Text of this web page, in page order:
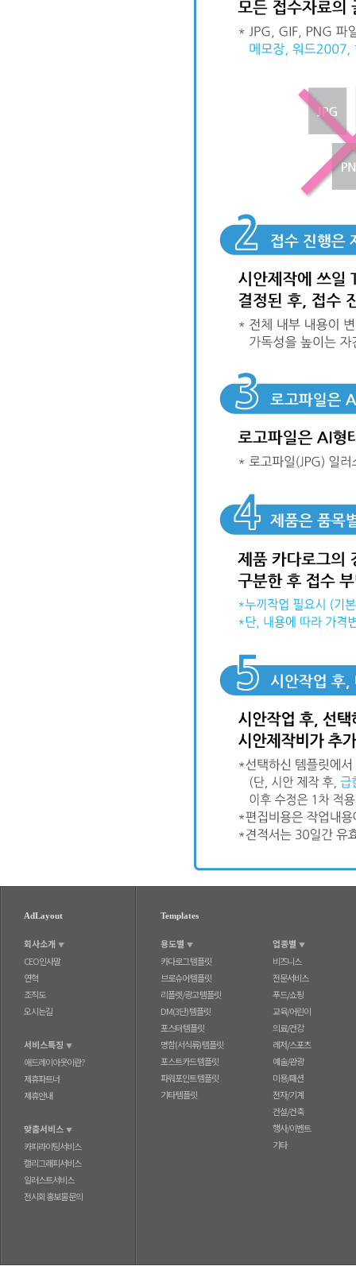
AdLayout
회사소개 ▼
CEO인사말
연혁
조직도
오시는길
서비스특징 ▼
애드레이아웃이란?
제휴파트너
제휴안내
맞춤서비스 ▼
카피라이팅서비스
캘리그래피서비스
일러스트서비스
전시회 홍보물 문의
Templates
용도별 ▼
카다로그 템플릿
브로슈어 템플릿
리플렛/광고 템플릿
DM(3단) 템플릿
포스터 템플릿
명함(서식류) 템플릿
포스트카드 템플릿
파워포인트 템플릿
기타 템플릿
업종별 ▼
비즈니스
전문서비스
푸드/쇼핑
교육/어린이
의료/건강
레저/스포츠
예술/관광
미용/패션
전자/기계
건설/건축
행사/이벤트
기타